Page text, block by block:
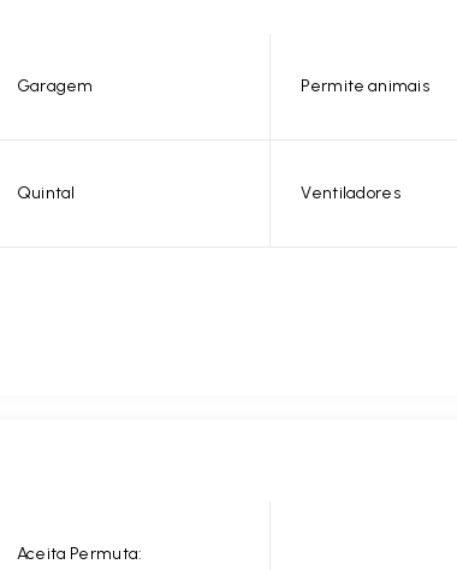
Garagem Permite animais
Quintal Ventiladores
Aceita Permuta: